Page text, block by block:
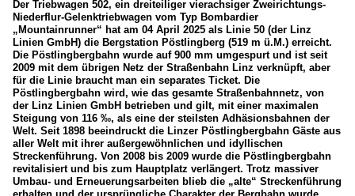
Der Triebwagen 502, ein dreiteiliger vierachsiger Zweirichtungs-
Niederflur-Gelenktriebwagen vom Typ Bombardier
„Mountainrunner“ hat am 04 April 2025 als Linie 50 (der Linz
Linien GmbH) die Bergstation Pöstlingberg (519 m ü.M.) erreicht.
Die Pöstlingbergbahn wurde auf 900 mm umgespurt und ist seit
2009 mit dem übrigen Netz der Straßenbahn Linz verknüpft, aber
für die Linie braucht man ein separates Ticket. Die
Pöstlingbergbahn wird, wie das gesamte Straßenbahnnetz, von
der Linz Linien GmbH betrieben und gilt, mit einer maximalen
Steigung von 116 ‰, als eine der steilsten Adhäsionsbahnen der
Welt. Seit 1898 beeindruckt die Linzer Pöstlingbergbahn Gäste aus
aller Welt mit ihrer außergewöhnlichen und idyllischen
Streckenführung. Von 2008 bis 2009 wurde die Pöstlingbergbahn
revitalisiert und bis zum Hauptplatz verlängert. Trotz massiver
Umbau- und Erneuerungsarbeiten blieb die „alte“ Streckenführung